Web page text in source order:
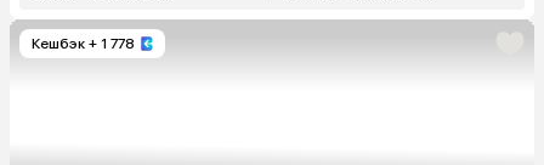
Кешбэк + 1 778